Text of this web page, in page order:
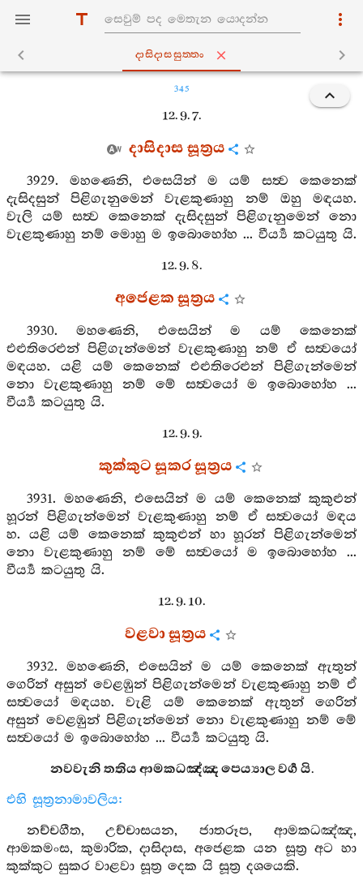
දාසිදාසසුත‍්තං
345
12. 9. 7.
දාසිදාස සූත්‍රය
3929. මහණෙනි, එසෙයින් ම යම් සත්‍ව කෙනෙක්
දැසිදසුන් පිළිගැනුමෙන් වැළකුණාහු නම් ඔහු මඳයහ.
වැලි යම් සත්‍ව කෙනෙක් දැසිදසුන් පිළිගැනුමෙන් නො
වැළකුණාහු නම් මොහු ම ඉබොහෝහ ... වීර්‍ය්‍ය කටයුතු යි.
12. 9. 8.
අජෙළක සූත්‍රය
3930. මහණෙනි, එසෙයින් ම යම් කෙනෙක්
එළුතිරෙළුන් පිළිගැන්මෙන් වැළකුණාහු නම් ඒ සත්‍වයෝ
මඳයහ. යළි යම් කෙනෙක් එළුතිරෙළුන් පිළිගැන්මෙන්
නො වැළකුණාහු නම් මේ සත්‍වයෝ ම ඉබොහෝහ ...
වීර්‍ය්‍ය කටයුතු යි.
12. 9. 9.
කුක්කුට සූකර සූත්‍රය
3931. මහණෙනි, එසෙයින් ම යම් කෙනෙක් කුකුළුන්
හූරන් පිළිගැන්මෙන් වැළකුණාහු නම් ඒ සත්‍වයෝ මඳය
හ. යළි යම් කෙනෙක් කුකුළුන් හා හූරන් පිළිගැන්මෙන්
නො වැළකුණාහු නම් මේ සත්‍වයෝ ම ඉබොහෝහ ...
වීර්‍ය්‍ය කටයුතු යි.
12. 9. 10.
වළවා සූත්‍රය
3932. මහණෙනි, එසෙයින් ම යම් කෙනෙක් ඇතුන්
ගෙරින් අසුන් වෙළඹුන් පිළිගැන්මෙන් වැළකුණාහු නම් ඒ
සත්‍වයෝ මඳයහ. වැළි යම් කෙනෙක් ඇතුන් ගෙරින්
අසුන් වෙළඹුන් පිළිගැන්මෙන් නො වැළකුණාහු නම් මේ
සත්‍වයෝ ම ඉබොහෝහ ... වීර්‍ය්‍ය කටයුතු යි.
නවවැනි තතිය ආමකධඤ්ඤ පෙය්‍යාල වර්‍ග යි.
එහි සූත්‍රනාමාවලිය:
නච්චගීත, උච්චාසයන, ජාතරූප, ආමකධඤ්ඤ,
ආමකමංස, කුමාරික, දාසිදාස, අජෙළක යන සූත්‍ර අට හා
කුක්කුට සුකර වාළවා සූත්‍ර දෙක යි සූත්‍ර දශයෙකි.